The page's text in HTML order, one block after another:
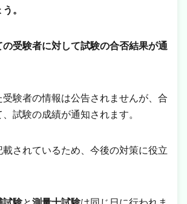
。
の受験者に対して試験の合否結果が通
験者の情報は公告されませんが、合
試験の成績が通知されます。
載されているため、今後の対策に役立